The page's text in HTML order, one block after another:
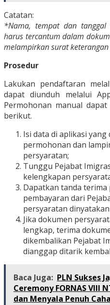
Catatan:
*Nama, tempat dan
harus tercantum dalam
melampirkan surat
Prosedur
Lakukan pendaftaran
dapat diunduh melalui
Permohonan manual
berikut.
Isi data di aplikasi
permohonan dan
persyaratan;
Tunggu Pejabat
kelengkapan
Dapatkan tanda
pembayaran dari
persyaratan
Jika dokumen
lengkap, terima
dikembalikan Pejabat
dianggap ditarik
Baca Juga: PLN Sukses
Ceremony FORNAS VIII
dan Menyala Penuh